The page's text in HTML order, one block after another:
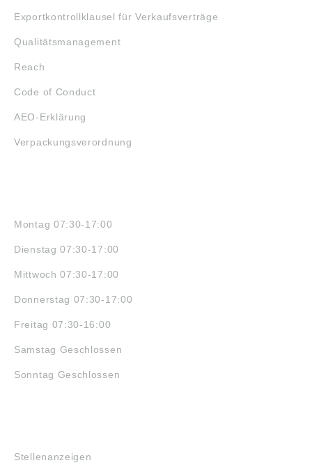
Exportkontrollklausel für Verkaufsverträge
Qualitätsmanagement
Reach
Code of Conduct
AEO-Erklärung
Verpackungsverordnung
Montag 07:30-17:00
Dienstag 07:30-17:00
Mittwoch 07:30-17:00
Donnerstag 07:30-17:00
Freitag 07:30-16:00
Samstag Geschlossen
Sonntag Geschlossen
Stellenanzeigen